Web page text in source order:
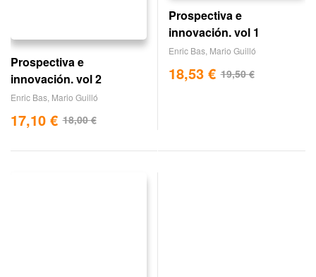
Prospectiva e
innovación. vol 2
Enric Bas Mario Guilló
18,00€
17,10 €
Prospectiva e
innovación. vol 1
Enric Bas Mario Guilló
19,50€
18,53 €